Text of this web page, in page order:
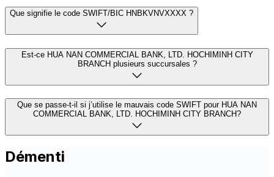
Que signifie le code SWIFT/BIC HNBKVNVXXXX ?
Est-ce HUA NAN COMMERCIAL BANK, LTD. HOCHIMINH CITY
BRANCH plusieurs succursales ?
Que se passe-t-il si j’utilise le mauvais code SWIFT pour HUA NAN
COMMERCIAL BANK, LTD. HOCHIMINH CITY BRANCH?
Démenti